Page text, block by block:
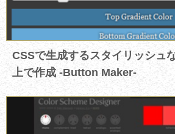
CSSで生成するスタイリッシュ
上で作成 -Button Maker-